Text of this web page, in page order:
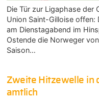
Die Tür zur Ligaphase der
Union Saint-Gilloise
am Dienstagabend im
Ostende die Norweger
Saison…
Zweite Hitzewelle in
amtlich